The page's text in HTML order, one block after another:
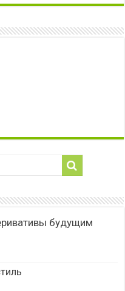
будущим